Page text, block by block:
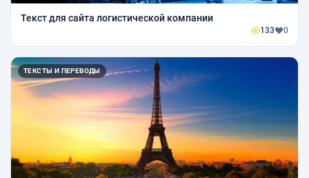
Текст для сайта логистической компании
133 0
ТЕКСТЫ И ПЕРЕВОДЫ